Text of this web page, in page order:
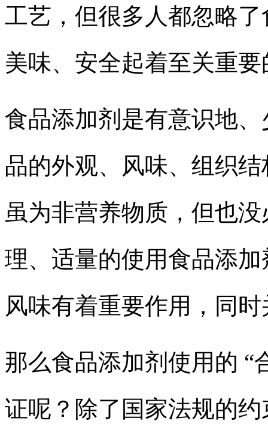
工艺，但很多人都忽略
美味、安全起着至关重
食品添加剂是有意识地
品的外观、风味、组织
虽为非营养物质，但也
理、适量的使用食品添
风味有着重要作用，同
那么食品添加剂使用的 “
证呢？除了国家法规的